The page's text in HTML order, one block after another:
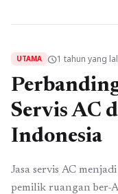
UTAMA schedule1 tahun yang
Servis AC
Indonesia
Jasa servis AC
pemilik ruangan ber-